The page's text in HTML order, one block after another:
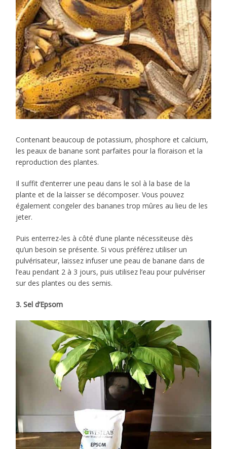
Contenant beaucoup de potassium, phosphore et calcium,
les peaux de banane sont parfaites pour la floraison et la
reproduction des plantes.
Il suffit d’enterrer une peau dans le sol à la base de la
plante et de la laisser se décomposer. Vous pouvez
également congeler des bananes trop mûres au lieu de les
jeter.
Puis enterrez-les à côté d’une plante nécessiteuse dès
qu’un besoin se présente. Si vous préférez utiliser un
pulvérisateur, laissez infuser une peau de banane dans de
l’eau pendant 2 à 3 jours, puis utilisez l’eau pour pulvériser
sur des plantes ou des semis.
3. Sel d’Epsom